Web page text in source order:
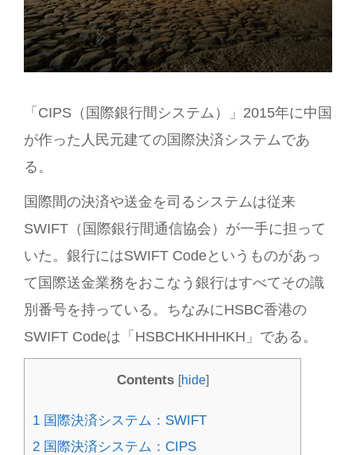
「CIPS（国際銀行間システム）」2015年に中国
が作った人民元建ての国際決済システムであ
る。
国際間の決済や送金を司るシステムは従来
SWIFT（国際銀行間通信協会）が一手に担って
いた。銀行にはSWIFT Codeというものがあっ
て国際送金業務をおこなう銀行はすべてその識
別番号を持っている。ちなみにHSBC香港の
SWIFT Codeは「HSBCHKHHHKH」である。
Contents [hide]
1 国際決済システム：SWIFT
2 国際決済システム：CIPS